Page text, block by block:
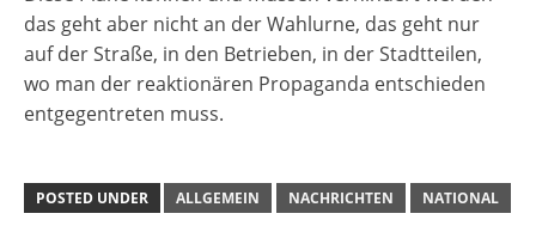
das geht aber nicht an der Wahlurne, das geht nur
auf der Straße, in den Betrieben, in der Stadtteilen,
wo man der reaktionären Propaganda entschieden
entgegentreten muss.
POSTED UNDER ALLGEMEIN NACHRICHTEN NATIONAL